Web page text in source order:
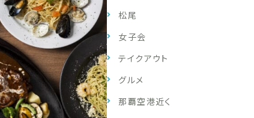
松尾
女子会
テイクアウト
グルメ
那覇空港近く